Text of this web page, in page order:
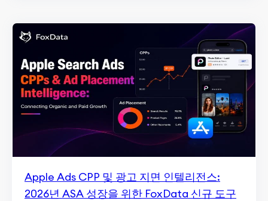
Apple Ads CPP 및 광고 지면 인텔리전스:
2026년 ASA 성장을 위한 FoxData 신규 도구